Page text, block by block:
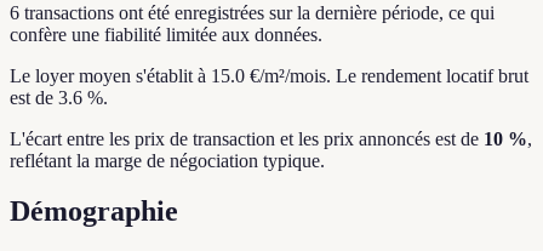
6 transactions ont été enregistrées sur la dernière période, ce qui
confère une fiabilité limitée aux données.
Le loyer moyen s'établit à 15.0 €/m²/mois. Le rendement locatif brut
est de 3.6 %.
L'écart entre les prix de transaction et les prix annoncés est de 10 %,
reflétant la marge de négociation typique.
Démographie